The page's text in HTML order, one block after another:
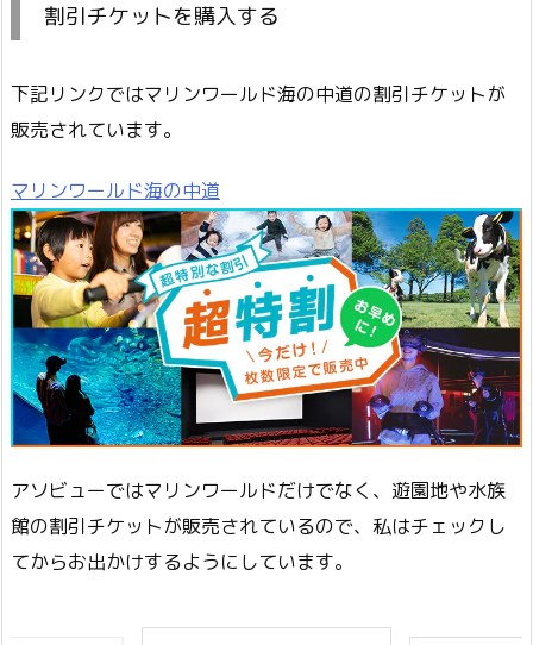
割引チケットを購入する
下記リンクではマリンワールド海の中道の割引チケットが
販売されています。
マリンワールド海の中道
アソビューではマリンワールドだけでなく、遊園地や水族
館の割引チケットが販売されているので、私はチェックし
てからお出かけするようにしています。